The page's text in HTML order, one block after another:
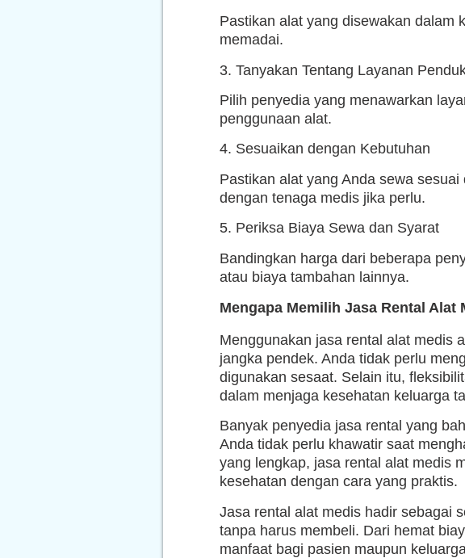
Pastikan alat yang disewakan dalam
memadai.
3. Tanyakan Tentang Layanan
Pilih penyedia yang menawarkan
penggunaan alat.
4. Sesuaikan dengan Kebutuhan
Pastikan alat yang Anda sewa
dengan tenaga medis jika perlu.
5. Periksa Biaya Sewa dan Syarat
Bandingkan harga dari beberapa
atau biaya tambahan lainnya.
Mengapa Memilih Jasa Rental Alat
Menggunakan jasa rental alat medis
jangka pendek. Anda tidak perlu
digunakan sesaat. Selain itu,
dalam menjaga kesehatan keluarga
Banyak penyedia jasa rental yang
Anda tidak perlu khawatir saat
yang lengkap, jasa rental alat medis
kesehatan dengan cara yang praktis.
Jasa rental alat medis hadir sebagai
tanpa harus membeli. Dari hemat
manfaat bagi pasien maupun